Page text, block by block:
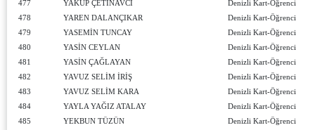
477 YAKUP ÇETİNAVCI
Denizli Kart-Öğrenci
478
YAREN DALANÇIKAR
Denizli Kart-Öğrenci
479
YASEMİN TUNCAY
Denizli Kart-Öğrenci
480
YASİN CEYLAN
Denizli Kart-Öğrenci
481
YASİN ÇAĞLAYAN
Denizli Kart-Öğrenci
482
YAVUZ SELİM İRİŞ
Denizli Kart-Öğrenci
483
YAVUZ SELİM KARA
Denizli Kart-Öğrenci
484
YAYLA YAĞIZ ATALAY
Denizli Kart-Öğrenci
485
YEKBUN TÜZÜN
Denizli Kart-Öğrenci